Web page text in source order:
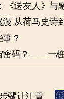
《送友人》与
漫 从荷马史诗
？
密码？——一
骤让江青